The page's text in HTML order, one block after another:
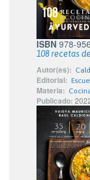
ISBN 978-
108 recetas
Autor(es):
Editorial:
Materia:
Publicado: